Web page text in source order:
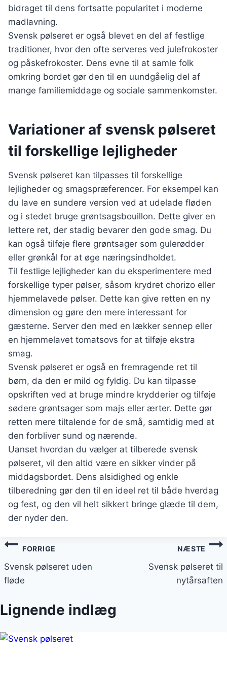
bidraget til dens fortsatte popularitet i moderne
madlavning.
Svensk pølseret er også blevet en del af festlige
traditioner, hvor den ofte serveres ved julefrokoster
og påskefrokoster. Dens evne til at samle folk
omkring bordet gør den til en uundgåelig del af
mange familiemiddage og sociale sammenkomster.
Variationer af svensk pølseret
til forskellige lejligheder
Svensk pølseret kan tilpasses til forskellige
lejligheder og smagspræferencer. For eksempel kan
du lave en sundere version ved at udelade fløden
og i stedet bruge grøntsagsbouillon. Dette giver en
lettere ret, der stadig bevarer den gode smag. Du
kan også tilføje flere grøntsager som gulerødder
eller grønkål for at øge næringsindholdet.
Til festlige lejligheder kan du eksperimentere med
forskellige typer pølser, såsom krydret chorizo eller
hjemmelavede pølser. Dette kan give retten en ny
dimension og gøre den mere interessant for
gæsterne. Server den med en lækker sennep eller
en hjemmelavet tomatsovs for at tilføje ekstra
smag.
Svensk pølseret er også en fremragende ret til
børn, da den er mild og fyldig. Du kan tilpasse
opskriften ved at bruge mindre krydderier og tilføje
sødere grøntsager som majs eller ærter. Dette gør
retten mere tiltalende for de små, samtidig med at
den forbliver sund og nærende.
Uanset hvordan du vælger at tilberede svensk
pølseret, vil den altid være en sikker vinder på
middagsbordet. Dens alsidighed og enkle
tilberedning gør den til en ideel ret til både hverdag
og fest, og den vil helt sikkert bringe glæde til dem,
der nyder den.
Indlægsnavigation
FORRIGE
Svensk pølseret uden
fløde
NÆSTE
Svensk pølseret til
nytårsaften
Lignende indlæg